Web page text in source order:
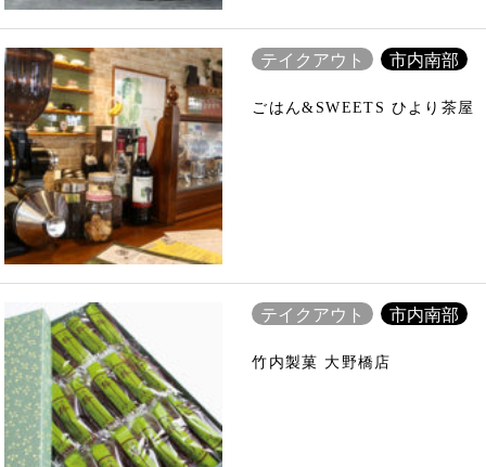
テイクアウト 市内南部
ごはん&SWEETS ひより茶屋
テイクアウト 市内南部
竹内製菓 大野橋店